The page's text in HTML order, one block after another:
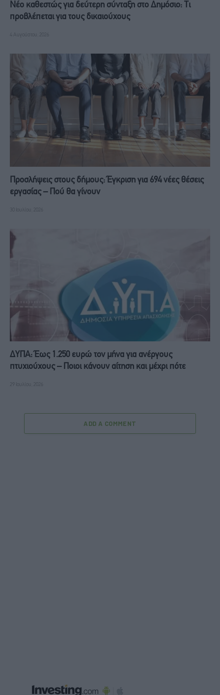
Νέο καθεστώς για δεύτερη σύνταξη στο Δημόσιο: Τι
προβλέπεται για τους δικαιούχους
4 Αυγούστου, 2026
Προσλήψεις στους δήμους: Έγκριση για 694 νέες θέσεις
εργασίας – Πού θα γίνουν
30 Ιουλίου, 2026
ΔΥΠΑ: Έως 1.250 ευρώ τον μήνα για ανέργους
πτυχιούχους – Ποιοι κάνουν αίτηση και μέχρι πότε
29 Ιουλίου, 2026
ADD A COMMENT